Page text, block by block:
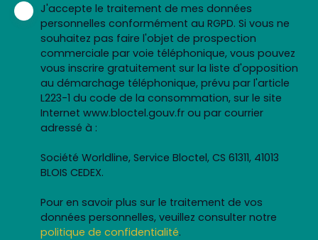
J'accepte le traitement de mes données
personnelles conformément au RGPD. Si vous ne
souhaitez pas faire l'objet de prospection
commerciale par voie téléphonique, vous pouvez
vous inscrire gratuitement sur la liste d'opposition
au démarchage téléphonique, prévu par l'article
L223-1 du code de la consommation, sur le site
Internet www.bloctel.gouv.fr ou par courrier
adressé à :
Société Worldline, Service Bloctel, CS 61311, 41013
BLOIS CEDEX.
Pour en savoir plus sur le traitement de vos
données personnelles, veuillez consulter notre
politique de confidentialité.